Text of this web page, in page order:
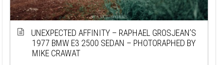
UNEXPECTED AFFINITY – RAPHAEL GROSJEAN’S
1977 BMW E3 2500 SEDAN – PHOTORAPHED BY
MIKE CRAWAT